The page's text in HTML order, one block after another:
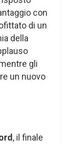
con
di un
della
gli
un nuovo
, il finale